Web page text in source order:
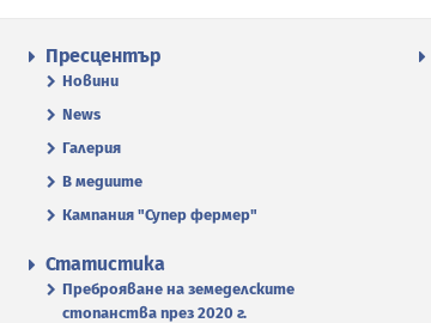
Пресцентър
Новини
News
Галерия
В медиите
Кампания "Супер фермер"
Статистика
Преброяване на земеделските
стопанства през 2020 г.